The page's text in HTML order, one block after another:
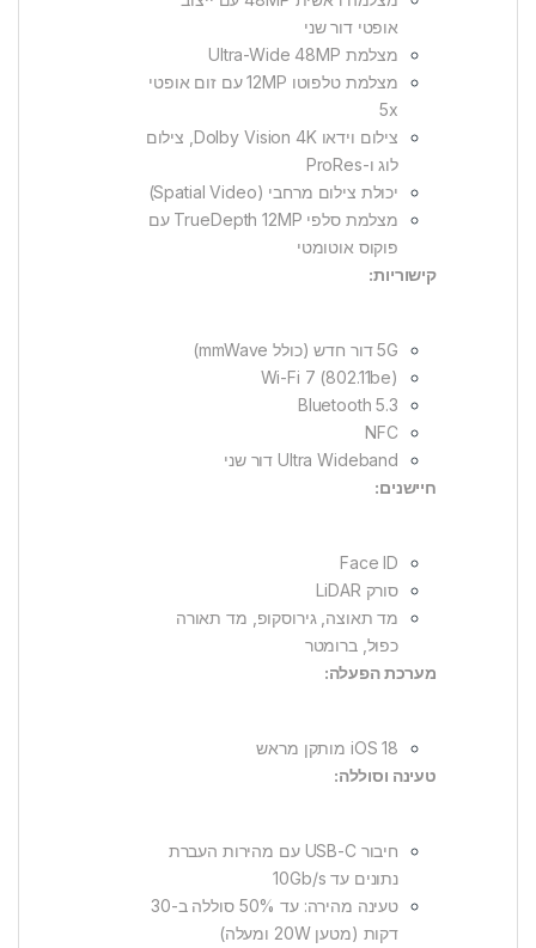
אופטי דור שני
מצלמת Ultra-Wide 48MP
מצלמת טלפוטו 12MP עם זום אופטי
5x
צילום וידאו Dolby Vision 4K, צילום
לוג ו-ProRes
יכולת צילום מרחבי (Spatial Video)
מצלמת סלפי TrueDepth 12MP עם
פוקוס אוטומטי
קישוריות:
5G דור חדש (כולל mmWave)
Wi-Fi 7 (802.11be)
Bluetooth 5.3
NFC
Ultra Wideband דור שני
חיישנים:
Face ID
סורק LiDAR
מד תאוצה, גירוסקופ, מד תאורה
כפול, ברומטר
מערכת הפעלה:
iOS 18 מותקן מראש
טעינה וסוללה:
חיבור USB-C עם מהירות העברת
נתונים עד 10Gb/s
טעינה מהירה: עד 50% סוללה ב-30
דקות (מטען 20W ומעלה)